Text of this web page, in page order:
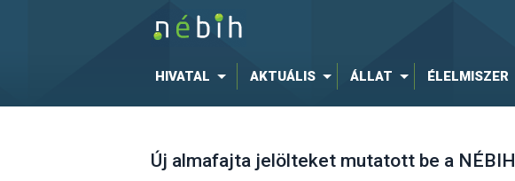
HIVATAL AKTUÁLIS ÁLLAT ÉLELMISZER
Új almafajta jelölteket mutatott be a NÉBIH